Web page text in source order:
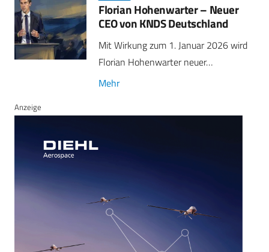
Florian Hohenwarter – Neuer
CEO von KNDS Deutschland
Mit Wirkung zum 1. Januar 2026 wird
Florian Hohenwarter neuer…
Mehr
Anzeige